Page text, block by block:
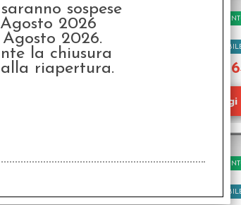
Prezzo:
sospese
2026
2026.
la chiusura
riapertura.